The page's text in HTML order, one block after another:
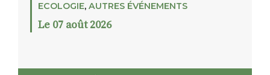
ECOLOGIE, AUTRES ÉVÉNEMENTS
Le 07 août 2026